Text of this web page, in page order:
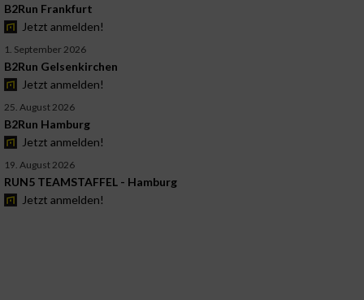
B2Run Frankfurt
Jetzt anmelden!
1. September 2026
B2Run Gelsenkirchen
Jetzt anmelden!
25. August 2026
B2Run Hamburg
Jetzt anmelden!
19. August 2026
RUN5 TEAMSTAFFEL - Hamburg
Jetzt anmelden!